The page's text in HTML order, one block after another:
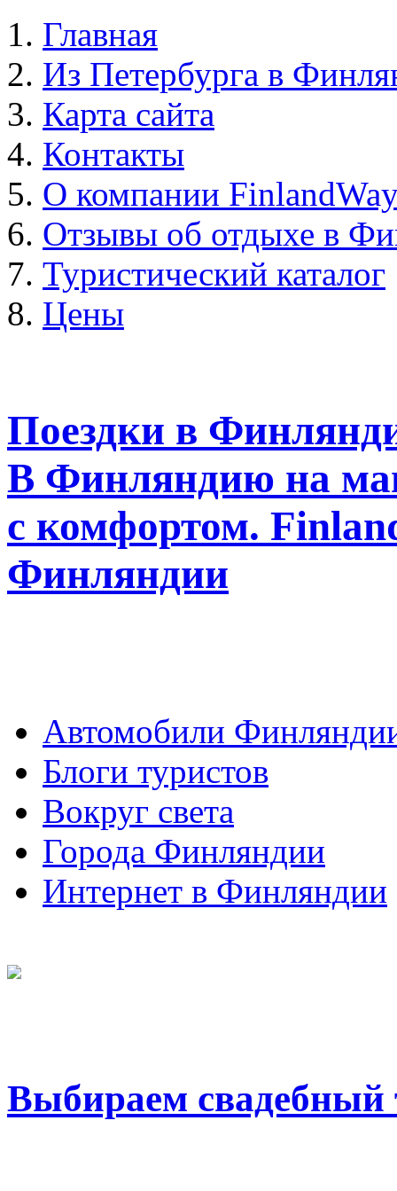
Главная
Из Петербурга в
Карта сайта
Контакты
О компании
Отзывы об отдыхе в
Туристический каталог
Цены
Поездки в
В Финляндию на
с комфортом.
Финляндии
Автомобили
Блоги туристов
Вокруг света
Города Финляндии
Интернет в Финляндии
Выбираем свадебный